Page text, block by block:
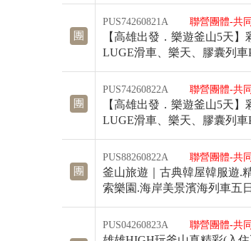
團
聯營團體-共
PUS74260821A
【高雄出發．樂遊釜山5天】
LUGE滑車、樂天、膠囊列車
團
聯營團體-共
PUS74260822A
【高雄出發．樂遊釜山5天】
LUGE滑車、樂天、膠囊列車
團
聯營團體-共
PUS88260822A
釜山旅遊｜古典韓屋韓服遊.
索樂園.海岸美景濱海列車五
聯營團體-共
PUS04260823A